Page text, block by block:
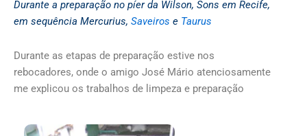
Durante a preparação no píer da Wilson, Sons em Recife,
em sequência Mercurius, Saveiros e Taurus
Durante as etapas de preparação estive nos
rebocadores, onde o amigo José Mário atenciosamente
me explicou os trabalhos de limpeza e preparação